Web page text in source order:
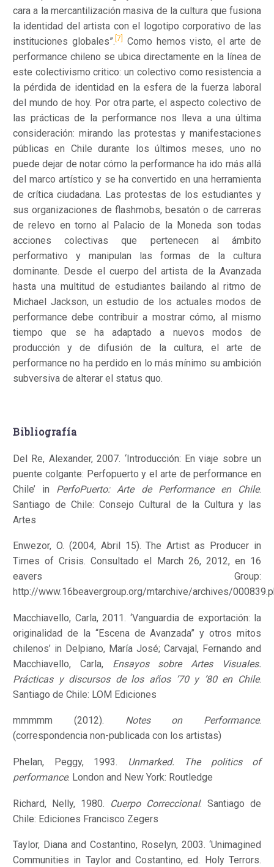
cara a la mercantilización masiva de la cultura que fusiona
la identidad del artista con el logotipo corporativo de las
instituciones globales”. [7]
Como hemos visto, el arte de
performance chileno se ubica directamente en la línea de
este colectivismo critico: un colectivo como resistencia a
la pérdida de identidad en la esfera de la fuerza laboral
del mundo de hoy. Por otra parte, el aspecto colectivo de
las prácticas de la performance nos lleva a una última
consideración: mirando las protestas y manifestaciones
públicas en Chile durante los últimos meses, uno no
puede dejar de notar cómo la performance ha ido más allá
del marco artístico y se ha convertido en una herramienta
de crítica ciudadana. Las protestas de los estudiantes y
sus organizaciones de flashmobs, besatón o de carreras
de relevo en torno al Palacio de la Moneda son todas
acciones colectivas que pertenecen al ámbito
performativo y manipulan las formas de la cultura
dominante. Desde el cuerpo del artista de la Avanzada
hasta una multitud de estudiantes bailando al ritmo de
Michael Jackson, un estudio de los actuales modos de
performance debe contribuir a mostrar cómo, al mismo
tiempo que se ha adaptado a nuevos modos de
producción y de difusión de la cultura, el arte de
performance no ha perdido en lo más mínimo su ambición
subversiva de alterar el status quo.
Bibliografía
Del Re, Alexander, 2007. ‘Introducción: En viaje sobre un
puente colgante: Perfopuerto y el arte de performance en
Chile’ in PerfoPuerto: Arte de Performance en Chile.
Santiago de Chile: Consejo Cultural de la Cultura y las
Artes
Enwezor, O. (2004, Abril 15). The Artist as Producer in
Times of Crisis. Consultado el March 26, 2012, en 16
eavers Group:
http://www.16beavergroup.org/mtarchive/archives/
Macchiavello, Carla, 2011. ‘Vanguardia de exportación: la
originalidad de la “Escena de Avanzada” y otros mitos
chilenos’ in Delpiano, María José; Carvajal, Fernando and
Macchiavello, Carla, Ensayos sobre Artes Visuales.
Prácticas y discursos de los años ’70 y ’80 en Chile.
Santiago de Chile: LOM Ediciones
mmmmm (2012). Notes on Performance.
(correspondencia non-publicada con los artistas)
Phelan, Peggy, 1993.
Unmarked. The politics of
performance. London and New York: Routledge
Richard, Nelly, 1980. Cuerpo Correccional. Santiago de
Chile: Ediciones Francisco Zegers
Taylor, Diana and Costantino, Roselyn, 2003. ‘Unimagined
Communities in Taylor and Costantino, ed. Holy Terrors.